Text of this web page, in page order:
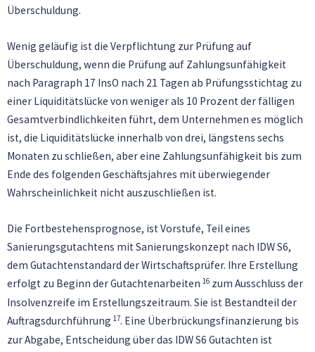
Überschuldung.
Wenig geläufig ist die Verpflichtung zur Prüfung auf
Überschuldung, wenn die Prüfung auf Zahlungsunfähigkeit
nach Paragraph 17 InsO nach 21 Tagen ab Prüfungsstichtag zu
einer Liquiditätslücke von weniger als 10 Prozent der fälligen
Gesamtverbindlichkeiten führt, dem Unternehmen es möglich
ist, die Liquiditätslücke innerhalb von drei, längstens sechs
Monaten zu schließen, aber eine Zahlungsunfähigkeit bis zum
Ende des folgenden Geschäftsjahres mit überwiegender
Wahrscheinlichkeit nicht auszuschließen ist.
Die Fortbestehensprognose, ist Vorstufe, Teil eines
Sanierungsgutachtens mit Sanierungskonzept nach IDW S6,
dem Gutachtenstandard der Wirtschaftsprüfer. Ihre Erstellung
erfolgt zu Beginn der Gutachtenarbeiten 16 zum Ausschluss der
Insolvenzreife im Erstellungszeitraum. Sie ist Bestandteil der
Auftragsdurchführung 17. Eine Überbrückungsfinanzierung bis
zur Abgabe, Entscheidung über das IDW S6 Gutachten ist